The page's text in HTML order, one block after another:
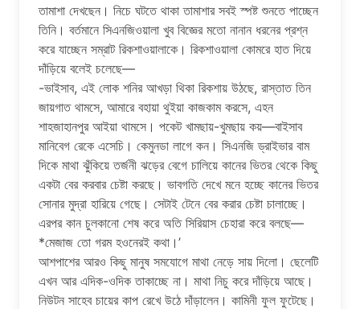
তামাশা দেখছেন। নিচে ঘটতে থাকা তামাশার সবই স্পষ্ট শুনতে পাচ্ছেন
তিনি। বর্তমানে সিএনজিওয়ালা খুব বিজ্ঞের মতো নানান ধরনের প্রশ্ন
করে যাচ্ছেন সম্রাট রিকশাওয়ালাকে। রিকশাওয়ালা কোমরে হাত দিয়ে
দাঁড়িয়ে বলেই চলেছে—
-ভাইসাব, এই লোক শনির আখড়া থিকা রিকশায় উঠছে, রাস্তাত তিন
জায়গাত থামসে, আমারে বহায়া থুইয়া কাজকাম করসে, এহন
শাহজাহানপুর আইয়া থামসে। পকেট খামছায়-খুমছায় কয়—বাইসাব
মানিবেগ রেকে এসেচি। কেমুনডা লাগে কন। সিএনজি ড্রাইভার বাম
দিকে মাথা ঝুঁকিয়ে তর্জনী ঝড়ের বেগে চালিয়ে কানের ভিতর থেকে কিছু
একটা বের করবার চেষ্টা করছে। ভাবগতি দেখে মনে হচ্ছে কানের ভিতর
সোনার মুদ্রা হারিয়ে গেছে। সেটাই টেনে বের করার চেষ্টা চালাচ্ছে।
এরপর কান চুলকানো শেষ করে অতি সিরিয়াস চেহারা করে বলছে—
*মেজাজ তো গরম হওনেরই কথা।’
আশপাশের আরও কিছু মানুষ সমযোগে মাথা নেড়ে সায় দিলো। ছেলেটি
এখন আর এদিক-ওদিক তাকাচ্ছে না। মাথা নিচু করে দাঁড়িয়ে আছে।
নিউটন সাহেব চায়ের কাপ রেখে উঠে দাঁড়ালেন। কামিনী ফুল ফুটেছে।